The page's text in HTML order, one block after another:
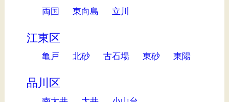
両国 東向島 立川
江東区
亀戸 北砂 古石場 東砂 東陽
品川区